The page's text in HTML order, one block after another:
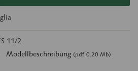
11/2
Modellbeschreibung (pdf, 0.20 Mb)